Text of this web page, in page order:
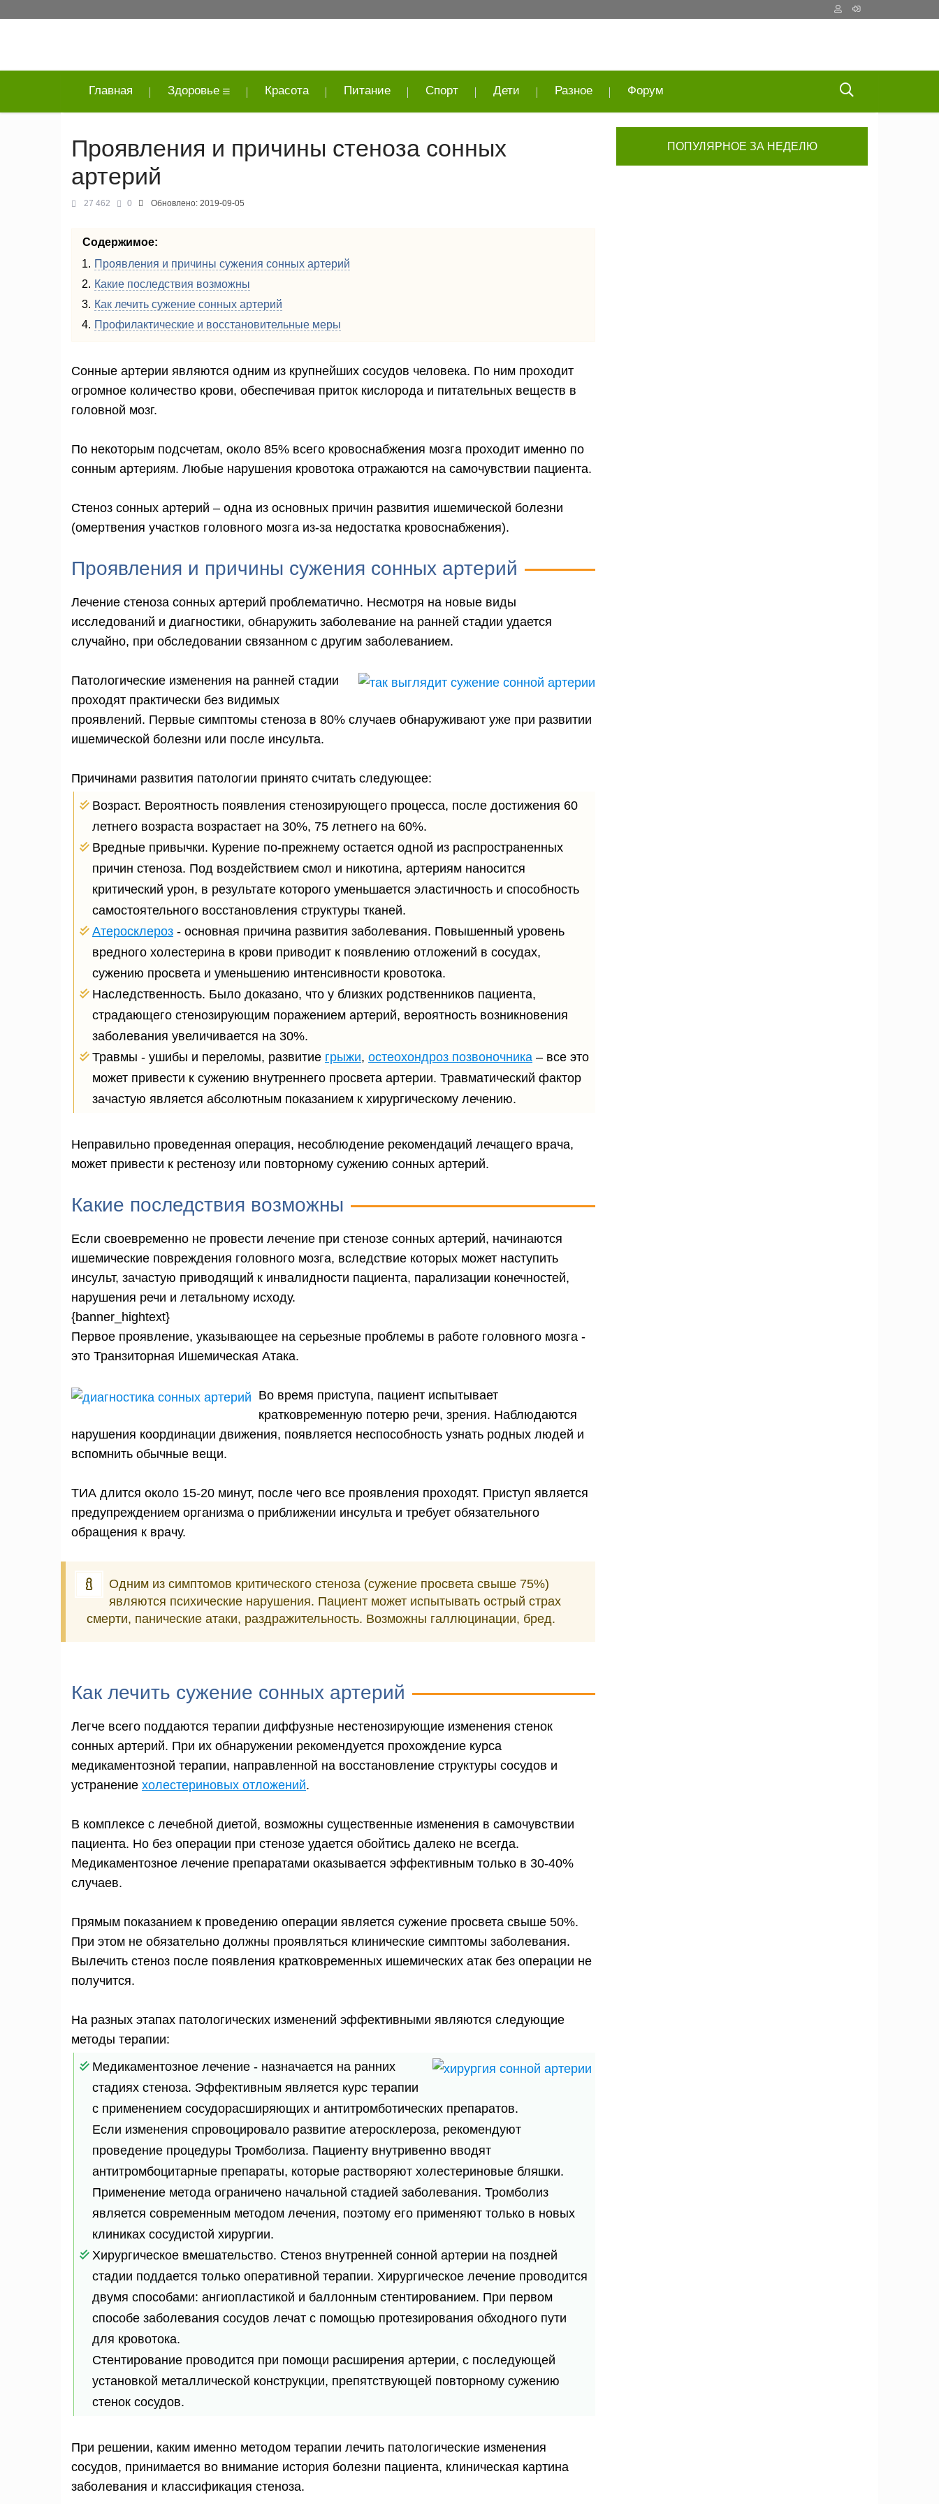
Главная Здоровье Красота Питание Спорт Дети Разное Форум
Проявления и причины стеноза сонных
артерий
27 462 0 Обновлено: 2019-09-05
Содержимое:
Проявления и причины сужения сонных артерий
Какие последствия возможны
Как лечить сужение сонных артерий
Профилактические и восстановительные меры
Сонные артерии являются одним из крупнейших сосудов человека. По ним проходит
огромное количество крови, обеспечивая приток кислорода и питательных веществ в
головной мозг.
По некоторым подсчетам, около 85% всего кровоснабжения мозга проходит именно по
сонным артериям. Любые нарушения кровотока отражаются на самочувствии пациента.
Стеноз сонных артерий – одна из основных причин развития ишемической болезни
(омертвения участков головного мозга из-за недостатка кровоснабжения).
Проявления и причины сужения сонных артерий
Лечение стеноза сонных артерий проблематично. Несмотря на новые виды
исследований и диагностики, обнаружить заболевание на ранней стадии удается
случайно, при обследовании связанном с другим заболеванием.
Патологические изменения на ранней стадии
проходят практически без видимых
проявлений. Первые симптомы стеноза в 80% случаев обнаруживают уже при развитии
ишемической болезни или после инсульта.
Причинами развития патологии принято считать следующее:
Возраст. Вероятность появления стенозирующего процесса, после достижения 60
летнего возраста возрастает на 30%, 75 летнего на 60%.
Вредные привычки. Курение по-прежнему остается одной из распространенных
причин стеноза. Под воздействием смол и никотина, артериям наносится
критический урон, в результате которого уменьшается эластичность и способность
самостоятельного восстановления структуры тканей.
Атеросклероз - основная причина развития заболевания. Повышенный уровень
вредного холестерина в крови приводит к появлению отложений в сосудах,
сужению просвета и уменьшению интенсивности кровотока.
Наследственность. Было доказано, что у близких родственников пациента,
страдающего стенозирующим поражением артерий, вероятность возникновения
заболевания увеличивается на 30%.
Травмы - ушибы и переломы, развитие грыжи, остеохондроз позвоночника – все это
может привести к сужению внутреннего просвета артерии. Травматический фактор
зачастую является абсолютным показанием к хирургическому лечению.
Неправильно проведенная операция, несоблюдение рекомендаций лечащего врача,
может привести к рестенозу или повторному сужению сонных артерий.
Какие последствия возможны
Если своевременно не провести лечение при стенозе сонных артерий, начинаются
ишемические повреждения головного мозга, вследствие которых может наступить
инсульт, зачастую приводящий к инвалидности пациента, парализации конечностей,
нарушения речи и летальному исходу.
{banner_hightext}
Первое проявление, указывающее на серьезные проблемы в работе головного мозга -
это Транзиторная Ишемическая Атака.
Во время приступа, пациент испытывает
кратковременную потерю речи, зрения. Наблюдаются
нарушения координации движения, появляется неспособность узнать родных людей и
вспомнить обычные вещи.
ТИА длится около 15-20 минут, после чего все проявления проходят. Приступ является
предупреждением организма о приближении инсульта и требует обязательного
обращения к врачу.
Одним из симптомов критического стеноза (сужение просвета свыше 75%)
являются психические нарушения. Пациент может испытывать острый страх
смерти, панические атаки, раздражительность. Возможны галлюцинации, бред.
Как лечить сужение сонных артерий
Легче всего поддаются терапии диффузные нестенозирующие изменения стенок
сонных артерий. При их обнаружении рекомендуется прохождение курса
медикаментозной терапии, направленной на восстановление структуры сосудов и
устранение холестериновых отложений.
В комплексе с лечебной диетой, возможны существенные изменения в самочувствии
пациента. Но без операции при стенозе удается обойтись далеко не всегда.
Медикаментозное лечение препаратами оказывается эффективным только в 30-40%
случаев.
Прямым показанием к проведению операции является сужение просвета свыше 50%.
При этом не обязательно должны проявляться клинические симптомы заболевания.
Вылечить стеноз после появления кратковременных ишемических атак без операции не
получится.
На разных этапах патологических изменений эффективными являются следующие
методы терапии:
Медикаментозное лечение - назначается на ранних
стадиях стеноза. Эффективным является курс терапии
с применением сосудорасширяющих и антитромботических препаратов.
Если изменения спровоцировало развитие атеросклероза, рекомендуют
проведение процедуры Тромболиза. Пациенту внутривенно вводят
антитромбоцитарные препараты, которые растворяют холестериновые бляшки.
Применение метода ограничено начальной стадией заболевания. Тромболиз
является современным методом лечения, поэтому его применяют только в новых
клиниках сосудистой хирургии.
Хирургическое вмешательство. Стеноз внутренней сонной артерии на поздней
стадии поддается только оперативной терапии. Хирургическое лечение проводится
двумя способами: ангиопластикой и баллонным стентированием. При первом
способе заболевания сосудов лечат с помощью протезирования обходного пути
для кровотока.
Стентирование проводится при помощи расширения артерии, с последующей
установкой металлической конструкции, препятствующей повторному сужению
стенок сосудов.
При решении, каким именно методом терапии лечить патологические изменения
сосудов, принимается во внимание история болезни пациента, клиническая картина
заболевания и классификация стеноза.
ПОПУЛЯРНОЕ ЗА НЕДЕЛЮ